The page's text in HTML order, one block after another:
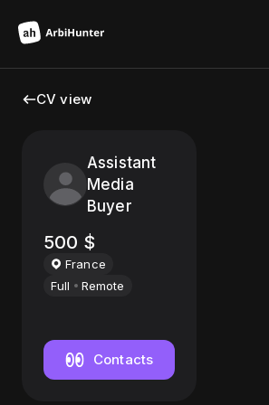
CV view
Assistant
Media
Buyer
500 $
France
Full
Remote
Contacts